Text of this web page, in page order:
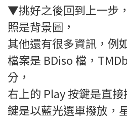
▼挑好之後回到上一步
照是背景圖，
其他還有很多資訊，例
檔案是 BDiso 檔，
分，
右上的 Play 按鍵是直
鍵是以藍光選單撥放，